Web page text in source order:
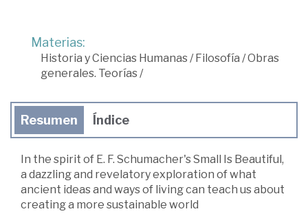
Materias:
Historia y Ciencias Humanas/ Filosofía /Obras
generales. Teorías/
Resumen Índice
In the spirit of E. F. Schumacher's Small Is Beautiful,
a dazzling and revelatory exploration of what
ancient ideas and ways of living can teach us about
creating a more sustainable world